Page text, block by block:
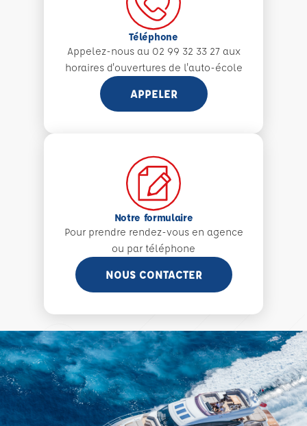
Téléphone
Appelez-nous au 02 99 32 33 27 aux
horaires d'ouvertures de l'auto-école
APPELER
Notre formulaire
Pour prendre rendez-vous en agence
ou par téléphone
NOUS CONTACTER